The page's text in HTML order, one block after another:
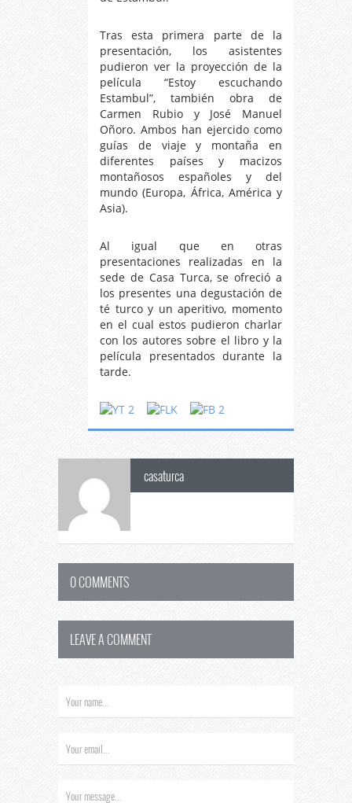
Tras esta primera parte de la
presentación, los asistentes
pudieron ver la proyección de la
película “Estoy escuchando
Estambul”, también obra de
Carmen Rubio y José Manuel
Oñoro. Ambos han ejercido como
guías de viaje y montaña en
diferentes países y macizos
montañosos españoles y del
mundo (Europa, África, América y
Asia).
Al igual que en otras
presentaciones realizadas en la
sede de Casa Turca, se ofreció a
los presentes una degustación de
té turco y un aperitivo, momento
en el cual estos pudieron charlar
con los autores sobre el libro y la
película presentados durante la
tarde.
casaturca
0 COMMENTS
LEAVE A COMMENT